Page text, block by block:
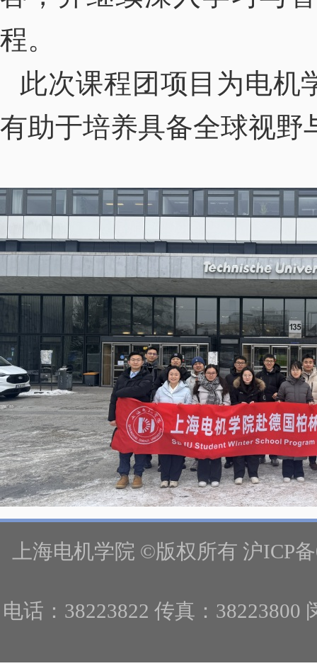
程。
此次课程团项目为电机
有助于培养具备全球视野
上海电机学院 ©版权所有 沪ICP
电话：38223822 传真：